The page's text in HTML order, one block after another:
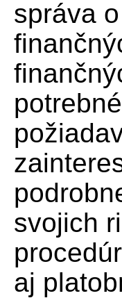
správa
svojich
aj